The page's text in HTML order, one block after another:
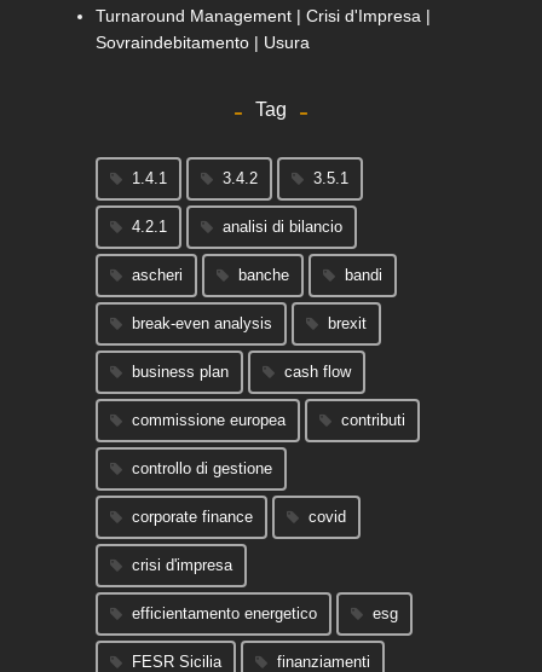
Turnaround Management | Crisi d'Impresa |
Sovraindebitamento | Usura
Tag
1.4.1 3.4.2 3.5.1
4.2.1 analisi di bilancio
ascheri banche bandi
break-even analysis brexit
business plan cash flow
commissione europea contributi
controllo di gestione
corporate finance covid
crisi d'impresa
efficientamento energetico esg
FESR Sicilia finanziamenti